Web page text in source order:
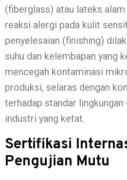
(fiberglass) atau lateks
reaksi alergi pada kulit
penyelesaian (finishing)
suhu dan kelembapan yang
mencegah kontaminasi
produksi, selaras dengan
terhadap standar lingkungan
industri yang ketat.
Sertifikasi
Pengujian Mutu